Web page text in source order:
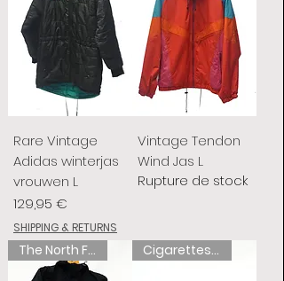
Rare Vintage
Adidas winterjas
vrouwen L
Prix
129,95 €
SHIPPING & RETURNS
Vintage Tendon
Wind Jas L
Rupture de stock
The North Face Cigarettes de chameau